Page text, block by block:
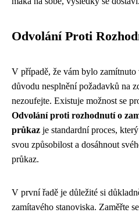
Odvolání Proti
V případě, že vám bylo
důvodu nesplnění požadavků na
nezoufejte. Existuje možnost se
Odvolání proti rozhodnutí o
průkaz je standardní proces,
svou způsobilost a dosáhnout
průkaz.
V první řadě je důležité si
zamítavého stanoviska. Zaměřte